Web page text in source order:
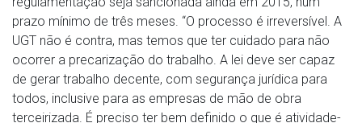
prazo mínimo de três meses. “O processo é irreversível. A
UGT não é contra, mas temos que ter cuidado para não
ocorrer a precarização do trabalho. A lei deve ser capaz
de gerar trabalho decente, com segurança jurídica para
todos, inclusive para as empresas de mão de obra
terceirizada. É preciso ter bem definido o que é atividade-